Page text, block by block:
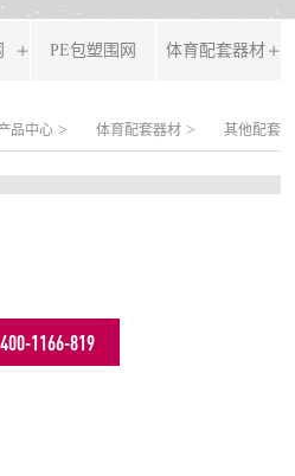
PE包塑围网 体育配套器材
品中心 > 体育配套器材 > 其他配套
400-1166-819